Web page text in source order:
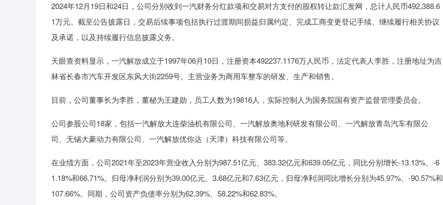
2024年12月19日和24日，公司分别收到一汽财务分红款项和交易对方支付的股权转让款汇发网，总计人民币492,388.6
1万元。截至公告披露日，交易后续事项包括执行过渡期间损益归属约定、完成工商变更登记手续、继续履行相关协议
及承诺，以及持续履行信息披露义务。
天眼查资料显示，一汽解放成立于1997年06月10日，注册资本492237.1176万人民币，法定代表人李胜，注册地址为吉
林省长春市汽车开发区东风大街2259号。主营业务为商用车整车的研发、生产和销售。
目前，公司董事长为李胜，董秘为王建勋，员工人数为19816人，实际控制人为国务院国有资产监督管理委员会。
公司参股公司18家，包括一汽解放大连柴油机有限公司、一汽解放奥地利研发有限公司、一汽解放青岛汽车有限公
司、无锡大豪动力有限公司、一汽解放优你达（天津）科技有限公司等。
在业绩方面，公司2021年至2023年营业收入分别为987.51亿元、383.32亿元和639.05亿元，同比分别增长-13.13%、-6
1.18%和66.71%。归母净利润分别为39.00亿元、3.68亿元和7.63亿元，归母净利润同比增长分别为45.97%、-90.57%和
107.66%。同期，公司资产负债率分别为62.39%、58.22%和62.83%。